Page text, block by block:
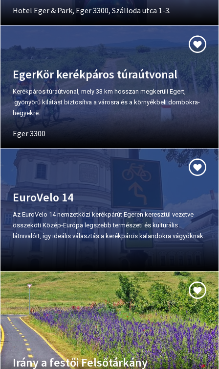
Hotel Eger & Park, Eger 3300, Szálloda utca 1-3.
EgerKör kerékpáros túraútvonal
Kerékpáros túraútvonal, mely 33 km hosszan megkerüli Egert,
gyönyörű kilátást biztosítva a városra és a környékbeli dombokra-
hegyekre.
Eger 3300
EuroVelo 14
Az EuroVelo 14 nemzetközi kerékpárút Egeren keresztül vezetve
összeköti Közép-Európa legszebb természeti és kulturális
látnivalóit, így ideális választás a kerékpáros kalandokra vágyóknak.
Irány a festői Felsőtárkány